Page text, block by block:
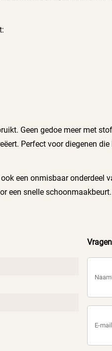
Geen gedoe meer met
Perfect voor diegenen
een onmisbaar
een snelle